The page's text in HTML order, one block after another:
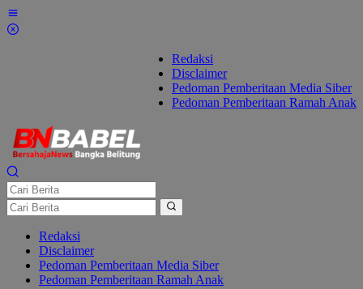
Lewati
ke
Redaksi
Disclaimer
Pedoman Pemberitaan Media Siber
Pedoman Pemberitaan Ramah Anak
Redaksi
Disclaimer
Pedoman Pemberitaan Media Siber
Pedoman Pemberitaan Ramah Anak